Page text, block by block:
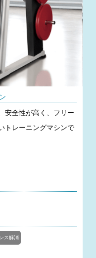
安全性が高く、フリー
トレーニングマシンで
ス解消